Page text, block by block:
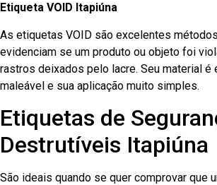
Etiqueta VOID Itapiúna
As etiquetas VOID são excelentes
evidenciam se um produto ou objeto foi
rastros deixados pelo lacre. Seu material é
maleável e sua aplicação muito simples.
Etiquetas de
Destrutíveis Itapiúna
São ideais quando se quer comprovar que